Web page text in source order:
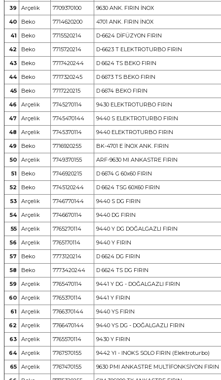
39
Arçelik 7709370100
9630 ANK. FIRIN İNOX
40
Beko 7714620200
4701 ANK. FIRIN İNOX
41
Beko 7715520214
D-6624 DİFÜZYON FIRIN
42
Beko 7715720214
D-6623 T ELEKTROTURBO FIRIN
43
Beko 7717420244
D 6624 TS BEKO FIRIN
44
Beko 7717320245
D 6673 TS BEKO FIRIN
45
Beko 7717220215
D 6674 BEKO FIRIN
46
Arçelik 7745270114
9430 ELEKTROTURBO FIRIN
47
Arçelik 7745470144
9440 S ELEKTROTURBO FIRIN
48
Arçelik 7745370114
9440 ELEKTROTURBO FIRIN
49
Beko 7716920255
BK-4701 E İNOX ANK. FIRIN
50
Arçelik 7749370155
ARF-9630 MI ANKASTRE FIRIN
51
Beko 7746920215
D 6674 G 60x60 FIRIN
52
Beko 7745120244
D 6624 TSG 60X60 FIRIN
53
Arçelik 7746770144
9440 S DG FIRIN
54
Arçelik 7746670114
9440 DG FIRIN
55
Arçelik 7765270114
9440 Y DG DOĞALGAZLI FIRIN
56
Arçelik 7765170114
9440 Y FIRIN
57
Beko 7773120214
D 6624 DG FIRIN
58
Beko 7773420244
D 6624 TS DG FIRIN
59
Arçelik 7765470114
9441 Y DG - DOĞALGAZLI FIRIN
60
Arçelik 7765370114
9441 Y FIRIN
61
Arçelik 7766370144
9440 YS FIRIN
62
Arçelik 7766470144
9440 YS DG - DOĞALGAZLI FIRIN
63
Arçelik 7765570114
9430 Y FIRIN
64
Arçelik 7767570155
9442 YI - INOKS SOLO FIRIN (Elektroturbo)
65
Arçelik 7767470155
9630 PMI ANKASTRE MULTİFONKSİYON FIRIN